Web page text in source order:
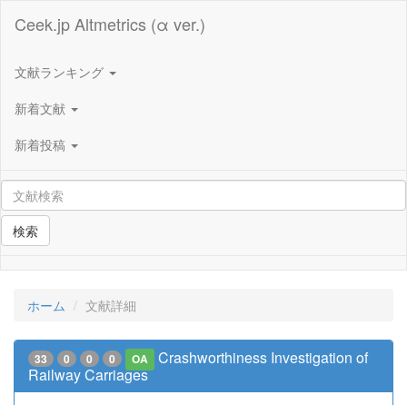
Ceek.jp Altmetrics (α ver.)
文献ランキング
新着文献
新着投稿
検索
ホーム 文献詳細
33 0 0 0 OA
Crashworthiness Investigation of
Railway Carriages